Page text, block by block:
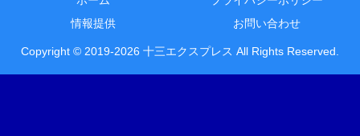
情報提供
お問い合わせ
Copyright © 2019-2026 十三エクスプレス All Rights Reserved.